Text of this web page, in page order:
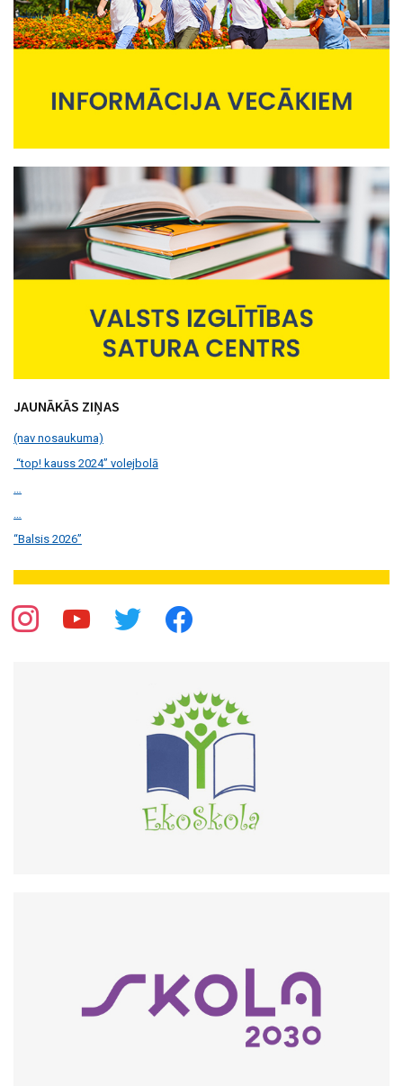
JAUNĀKĀS ZIŅAS
(nav nosaukuma)
“top! kauss 2024” volejbolā
“Balsis 2026”